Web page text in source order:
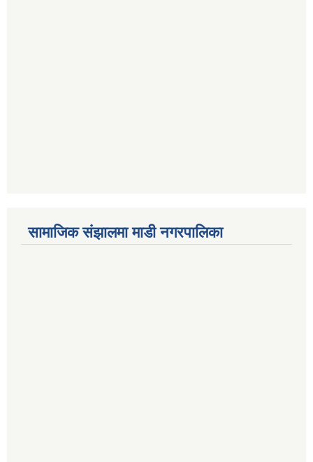
सामाजिक संझालमा माडी नगरपालिका